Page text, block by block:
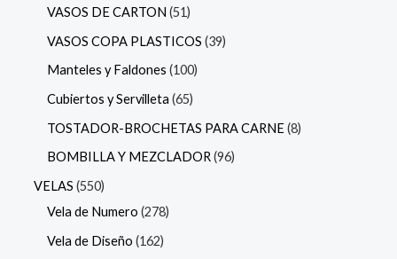
VASOS DE CARTON 51
VASOS COPA PLASTICOS 39
Manteles y Faldones 100
Cubiertos y Servilleta 65
TOSTADOR-BROCHETAS PARA CARNE 8
BOMBILLA Y MEZCLADOR 96
VELAS 550
Vela de Numero 278
Vela de Diseño 162